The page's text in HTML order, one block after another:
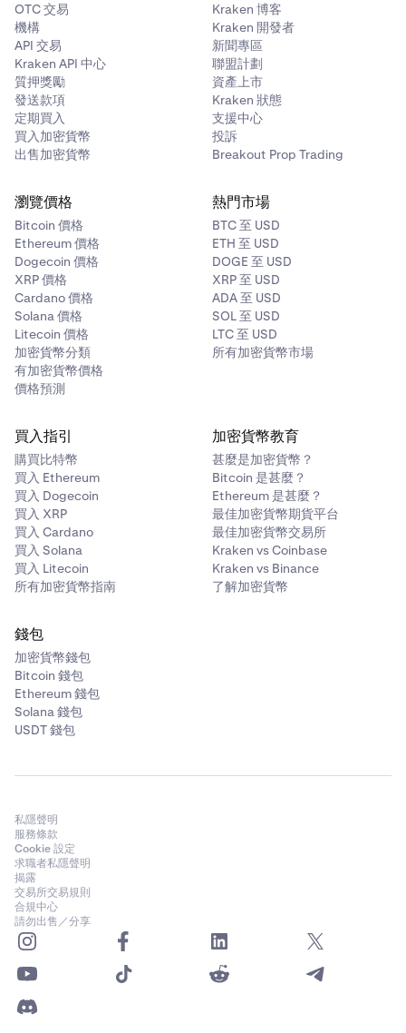
您的補救措施僅限於金錢損害賠償（如有）的索賠，且
您不可撤銷地放棄尋求禁制令或衡平法救濟的任何權
利。
本節中的任何內容均不限制或排除根據適用法律不能合法限
制或排除的任何責任。
OTC 交易
機構
API 交易
Kraken API 中心
質押獎勵
發送款項
定期買入
買入加密貨幣
出售加密貨幣
Kraken 博客
Kraken 開發者
新聞專區
聯盟計劃
資產上市
Kraken 狀態
支援中心
投訴
Breakout Prop Trading
瀏覽價格
Bitcoin 價格
Ethereum 價格
Dogecoin 價格
XRP 價格
Cardano 價格
Solana 價格
Litecoin 價格
加密貨幣分類
有加密貨幣價格
價格預測
熱門市場
BTC 至 USD
ETH 至 USD
DOGE 至 USD
XRP 至 USD
ADA 至 USD
SOL 至 USD
LTC 至 USD
所有加密貨幣市場
買入指引
購買比特幣
買入 Ethereum
買入 Dogecoin
買入 XRP
買入 Cardano
買入 Solana
買入 Litecoin
所有加密貨幣指南
加密貨幣教育
甚麼是加密貨幣？
Bitcoin 是甚麼？
Ethereum 是甚麼？
最佳加密貨幣期貨平台
最佳加密貨幣交易所
Kraken vs Coinbase
Kraken vs Binance
了解加密貨幣
錢包
加密貨幣錢包
Bitcoin 錢包
Ethereum 錢包
Solana 錢包
USDT 錢包
私隱聲明
服務條款
Cookie 設定
求職者私隱聲明
揭露
交易所交易規則
合規中心
請勿出售／分享